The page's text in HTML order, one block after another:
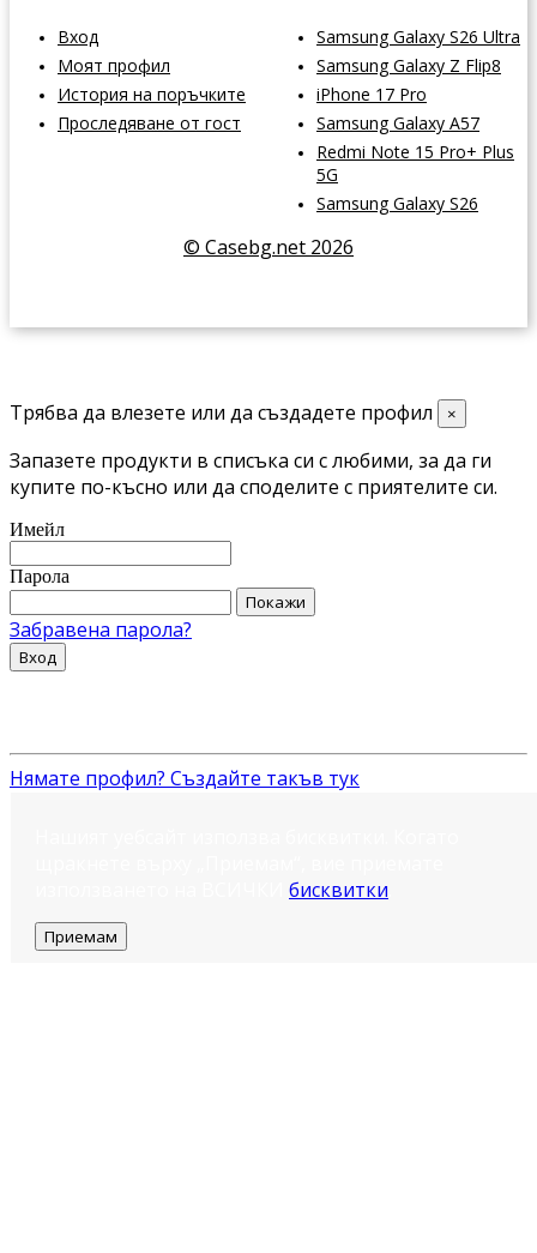
Вход
Моят профил
История на поръчките
Проследяване от гост
Samsung Galaxy S26 Ultra
Samsung Galaxy Z Flip8
iPhone 17 Pro
Samsung Galaxy A57
Redmi Note 15 Pro+ Plus
5G
Samsung Galaxy S26
© Casebg.net 2026
Трябва да влезете или да създадете профил ×
Запазете продукти в списъка си с любими, за да ги
купите по-късно или да споделите с приятелите си.
Имейл
Парола
Покажи
Забравена парола?
Вход
Нямате профил? Създайте такъв тук
бисквитки
Приемам